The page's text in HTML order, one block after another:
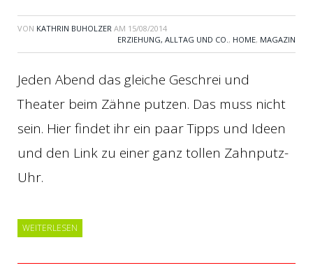
VON KATHRIN BUHOLZER AM 15/08/2014
ERZIEHUNG, ALLTAG UND CO. , HOME, MAGAZIN
Jeden Abend das gleiche Geschrei und
Theater beim Zähne putzen. Das muss nicht
sein. Hier findet ihr ein paar Tipps und Ideen
und den Link zu einer ganz tollen Zahnputz-
Uhr.
WEITERLESEN